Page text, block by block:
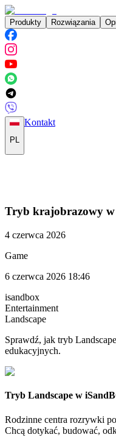
Produkty Rozwiązania
PL
Kontakt
Tryb krajobrazowy
4 czerwca 2026
Game
6 czerwca 2026 18:46
isandbox
Entertainment
Landscape
Sprawdź, jak tryb
edukacyjnych.
Tryb Landscape w
Rodzinne centra rozrywki
Chcą dotykać, budować,